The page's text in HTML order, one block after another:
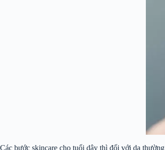
Các bước skincare cho tuổi dậy thì đối với da thường